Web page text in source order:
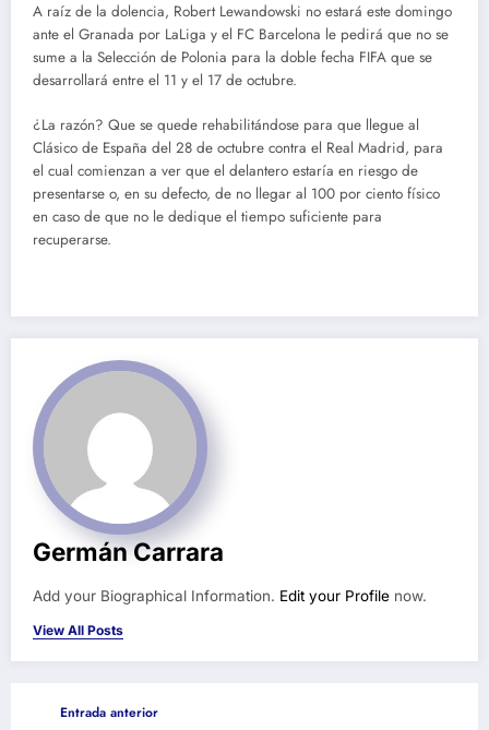
A raíz de la dolencia, Robert Lewandowski no estará este domingo
ante el Granada por LaLiga y el FC Barcelona le pedirá que no se
sume a la Selección de Polonia para la doble fecha FIFA que se
desarrollará entre el 11 y el 17 de octubre.
¿La razón? Que se quede rehabilitándose para que llegue al
Clásico de España del 28 de octubre contra el Real Madrid, para
el cual comienzan a ver que el delantero estaría en riesgo de
presentarse o, en su defecto, de no llegar al 100 por ciento físico
en caso de que no le dedique el tiempo suficiente para
recuperarse.
Germán Carrara
Add your Biographical Information. Edit your Profile now.
View All Posts
Entrada anterior